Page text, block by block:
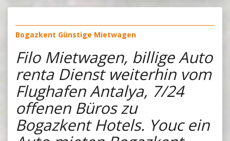
Bogazkent Günstige Mietwagen
Filo Mietwagen, billige Auto
renta Dienst weiterhin vom
Flughafen Antalya, 7/24
offenen Büros zu
Bogazkent Hotels. Youc ein